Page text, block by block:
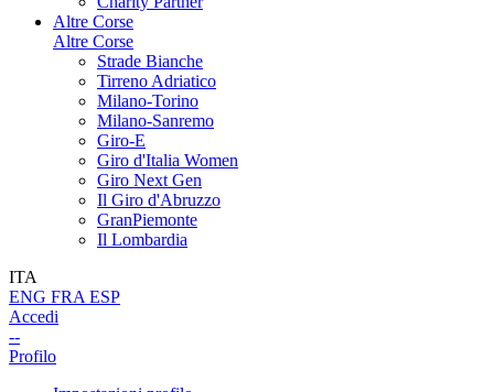
Altre Corse
Altre Corse
Strade Bianche
Tirreno Adriatico
Milano-Torino
Milano-Sanremo
Giro-E
Giro d'Italia Women
Giro Next Gen
Il Giro d'Abruzzo
GranPiemonte
Il Lombardia
ITA
ENG FRA ESP
Accedi
--
Profilo